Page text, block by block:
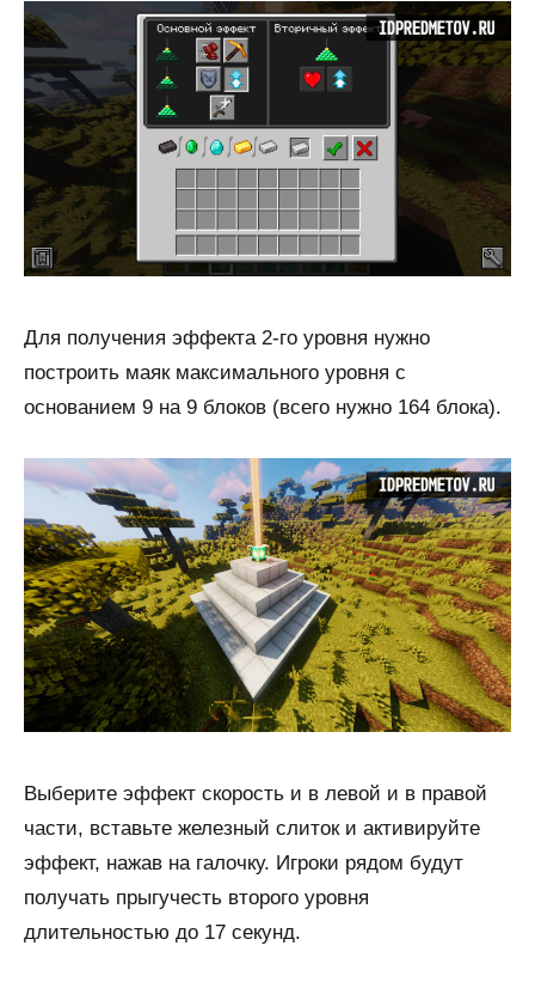
Для получения эффекта 2-го уровня нужно
построить маяк максимального уровня с
основанием 9 на 9 блоков (всего нужно 164 блока).
Выберите эффект скорость и в левой и в правой
части, вставьте железный слиток и активируйте
эффект, нажав на галочку. Игроки рядом будут
получать прыгучесть второго уровня
длительностью до 17 секунд.